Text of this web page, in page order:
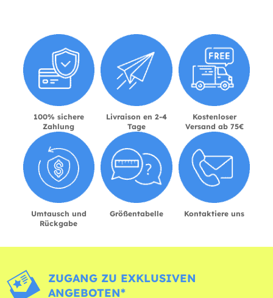
100% sichere
Zahlung
Livraison en 2-4
Tage
Kostenloser
Versand ab 75€
Umtausch und
Rückgabe
Größentabelle Kontaktiere uns
ZUGANG ZU EXKLUSIVEN
ANGEBOTEN*